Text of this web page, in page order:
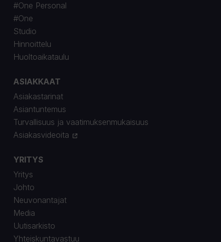
#One Personal
#One
Studio
Hinnoittelu
Huoltoaikataulu
ASIAKKAAT
Asiakastarinat
Asiantuntemus
Turvallisuus ja vaatimuksenmukaisuus
Asiakasvideoita
YRITYS
Yritys
Johto
Neuvonantajat
Media
Uutisarkisto
Yhteiskuntavastuu